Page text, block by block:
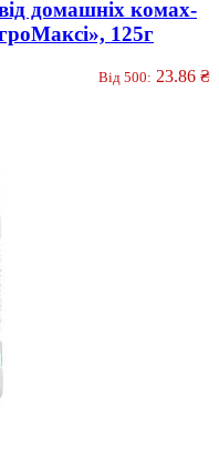
домашніх комах-
125г
Від 500: 23.86 ₴